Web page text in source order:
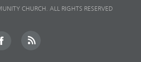
CHURCH. ALL RIGHTS RESERVED